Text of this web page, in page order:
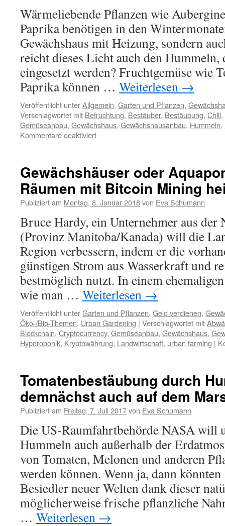
Wärmeliebende Pflanzen wie
Paprika benötigen in den
Gewächshaus mit Heizung, sondern
reicht dieses Licht auch den Hummeln,
eingesetzt werden? Fruchtgemüse wie
Paprika können … Weiterlesen →
Veröffentlicht unterAllgemein, Garten und Pflanzen,
Verschlagwortet mit Befruchtung, Bestäuber, Bestäubung, Chili,
Gemüseanbau, Gewächshaus, Gewächshausanbau, Hummeln,
Kommentare deaktiviert
Gewächshäuser oder
Räumen mit Bitcoin Mining
Publiziert am Montag, 8. Januar 2018von Eva Schumann
Bruce Hardy, ein Unternehmer aus der
(Provinz Manitoba/Kanada) will die
Region verbessern, indem er die
günstigen Strom aus Wasserkraft und
bestmöglich nutzt. In einem
wie man … Weiterlesen →
Veröffentlicht unterGarten und Pflanzen, Geld verdienen,
Öko-/Bio-Themen, Urban Gardening | Verschlagwortet mit
Blockchain, Cryptocurrency, Gemüseanbau, Gewächshaus,
Hypdroponik, Kryptowährung, Landwirtschaft, urban farming |
Tomatenbestäubung durch
demnächst auch auf dem
Publiziert am Freitag, 7. Juli 2017von Eva Schumann
Die US-Raumfahrtbehörde NASA will
Hummeln auch außerhalb der
von Tomaten, Melonen und anderen
werden können. Wenn ja, dann
Besiedler neuer Welten dank dieser
möglicherweise frische pflanzliche
… Weiterlesen →